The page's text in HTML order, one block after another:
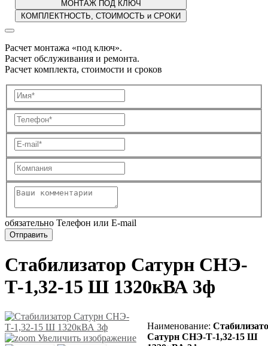
Расчет монтажа «под ключ».
Расчет обслуживания и ремонта.
Расчет комплекта, стоимости и сроков
обязательно Телефон или E-mail
Стабилизатор Сатурн СНЭ-
Т-1,32-15 Ш 1320кВА 3ф
Увеличить изображение
Наименование:
Сатурн СНЭ-Т-1,32-15 Ш